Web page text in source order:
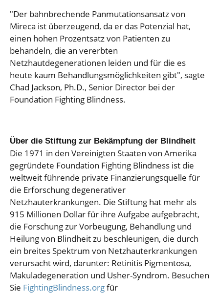
"Der bahnbrechende Panmutationsansatz von
Mireca ist überzeugend, da er das Potenzial hat,
einen hohen Prozentsatz von Patienten zu
behandeln, die an vererbten
Netzhautdegenerationen leiden und für die es
heute kaum Behandlungsmöglichkeiten gibt", sagte
Chad Jackson, Ph.D., Senior Director bei der
Foundation Fighting Blindness.
Über die Stiftung zur Bekämpfung der Blindheit
Die 1971 in den Vereinigten Staaten von Amerika
gegründete Foundation Fighting Blindness ist die
weltweit führende private Finanzierungsquelle für
die Erforschung degenerativer
Netzhauterkrankungen. Die Stiftung hat mehr als
915 Millionen Dollar für ihre Aufgabe aufgebracht,
die Forschung zur Vorbeugung, Behandlung und
Heilung von Blindheit zu beschleunigen, die durch
ein breites Spektrum von Netzhauterkrankungen
verursacht wird, darunter: Retinitis Pigmentosa,
Makuladegeneration und Usher-Syndrom. Besuchen
Sie FightingBlindness.orgfür